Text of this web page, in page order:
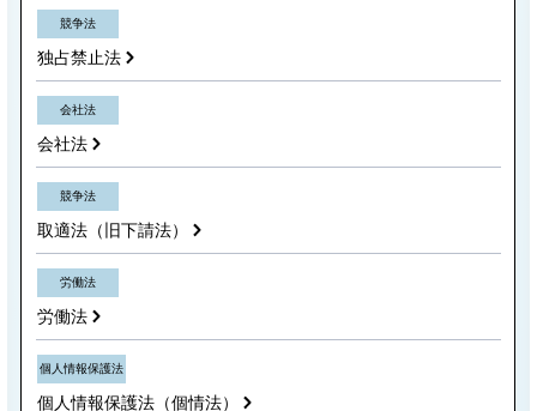
競争法
独占禁止法
会社法
会社法
競争法
取適法（旧下請法）
労働法
労働法
個人情報保護法
個人情報保護法（個情法）